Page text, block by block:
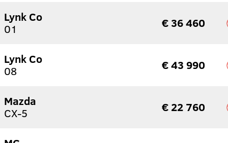
Lynk Co
01
€ 36 460
Lynk Co
08
€ 43 990
Mazda
CX-5
€ 22 760